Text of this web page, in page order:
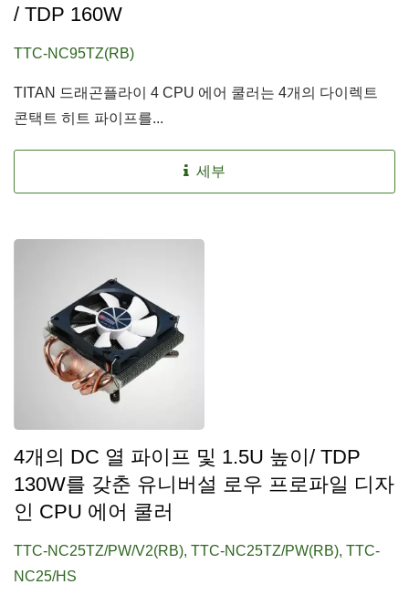
/ TDP 160W
TTC-NC95TZ(RB)
TITAN 드래곤플라이 4 CPU 에어 쿨러는 4개의 다이렉트
콘택트 히트 파이프를...
세부
4개의 DC 열 파이프 및 1.5U 높이/ TDP
130W를 갖춘 유니버설 로우 프로파일 디자
인 CPU 에어 쿨러
TTC-NC25TZ/PW/V2(RB), TTC-NC25TZ/PW(RB), TTC-
NC25/HS